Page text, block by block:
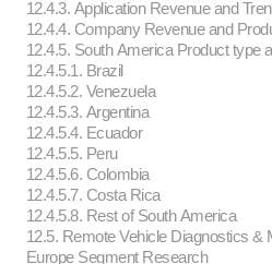
12.4.3. Application Revenue and
12.4.4. Company Revenue and
12.4.5. South America Product type
12.4.5.1. Brazil
12.4.5.2. Venezuela
12.4.5.3. Argentina
12.4.5.4. Ecuador
12.4.5.5. Peru
12.4.5.6. Colombia
12.4.5.7. Costa Rica
12.4.5.8. Rest of South America
12.5. Remote Vehicle Diagnostics &
Europe Segment Research